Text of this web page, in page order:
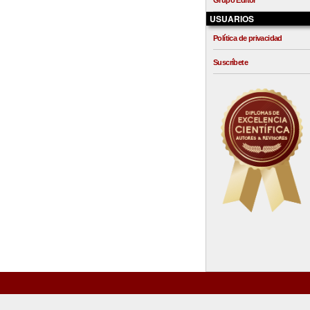
USUARIOS
Política de privacidad
Suscríbete